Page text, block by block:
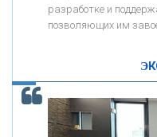
ОНАС
разработке и
позволяющих им